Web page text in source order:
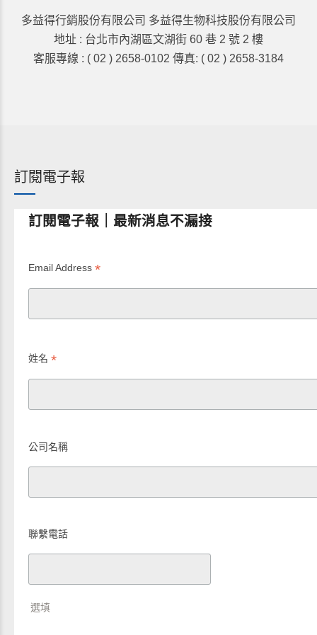
多益得行銷股份有限公司 多益得生物科技股份有限公司
地址 : 台北市內湖區文湖街 60 巷 2 號 2 樓
客服專線 : ( 02 ) 2658-0102 傳真: ( 02 ) 2658-3184
訂閱電子報
訂閱電子報｜最新消息不漏接
Email Address *
姓名 *
公司名稱
聯繫電話
選填